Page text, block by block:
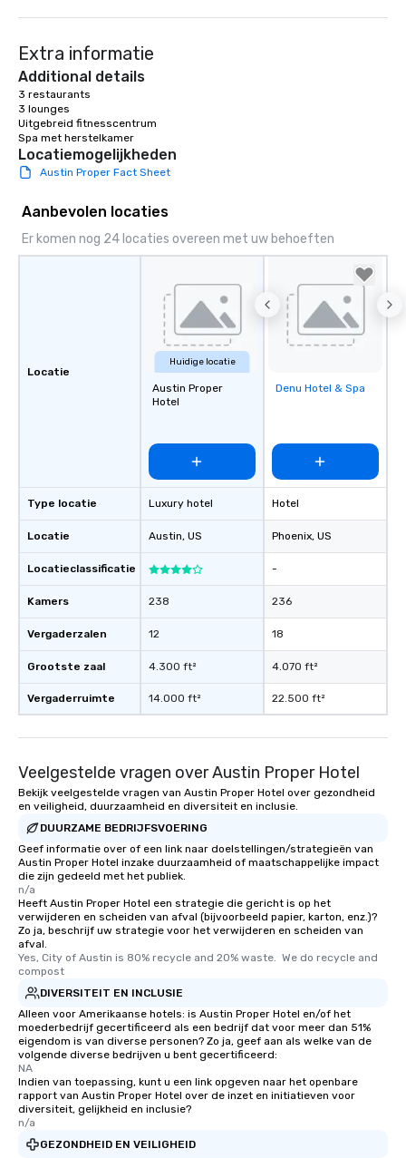
Extra informatie
Additional details
3 restaurants
3 lounges
Uitgebreid fitnesscentrum
Spa met herstelkamer
Locatiemogelijkheden
Austin Proper Fact Sheet
Aanbevolen locaties
Er komen nog 24 locaties overeen met uw behoeften
Locatie
Type locatie
Locatie
Locatieclassificatie
Kamers
Vergaderzalen
Grootste zaal
Vergaderruimte
Huidige locatie
Austin Proper
Hotel
Luxury hotel
Austin, US
238
12
4.300 ft²
14.000 ft²
Removed from
Denu Hotel & Spa
Hotel
Phoenix, US
-
236
18
4.070 ft²
22.500 ft²
Veelgestelde vragen over Austin Proper Hotel
Bekijk veelgestelde vragen van Austin Proper Hotel over gezondheid
en veiligheid, duurzaamheid en diversiteit en inclusie.
DUURZAME BEDRIJFSVOERING
Geef informatie over of een link naar doelstellingen/strategieën van
Austin Proper Hotel inzake duurzaamheid of maatschappelijke impact
die zijn gedeeld met het publiek.
n/a
Heeft Austin Proper Hotel een strategie die gericht is op het
verwijderen en scheiden van afval (bijvoorbeeld papier, karton, enz.)?
Zo ja, beschrijf uw strategie voor het verwijderen en scheiden van
afval.
Yes, City of Austin is 80% recycle and 20% waste.  We do recycle and
compost
DIVERSITEIT EN INCLUSIE
Alleen voor Amerikaanse hotels: is Austin Proper Hotel en/of het
moederbedrijf gecertificeerd als een bedrijf dat voor meer dan 51%
eigendom is van diverse personen? Zo ja, geef aan als welke van de
volgende diverse bedrijven u bent gecertificeerd:
NA
Indien van toepassing, kunt u een link opgeven naar het openbare
rapport van Austin Proper Hotel over de inzet en initiatieven voor
diversiteit, gelijkheid en inclusie?
n/a
GEZONDHEID EN VEILIGHEID